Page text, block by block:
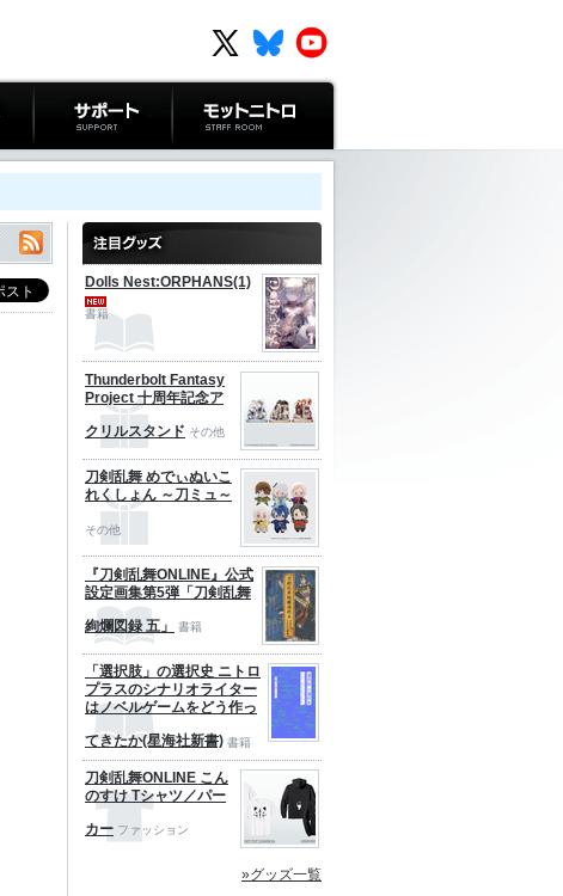
サポート モットニトロ
Dolls Nest:ORPHANS(1)
書籍
Thunderbolt Fantasy
Project 十周年記念ア
クリルスタンド その他
刀剣乱舞 めでぃぬいこ
れくしょん ～刀ミュ～
その他
『刀剣乱舞ONLINE』公式
設定画集第5弾「刀剣乱舞
絢爛図録 五」 書籍
「選択肢」の選択史 ニトロ
プラスのシナリオライター
はノベルゲームをどう作っ
てきたか(星海社新書) 書籍
刀剣乱舞ONLINE こん
のすけ Tシャツ／パー
カー ファッション
»グッズ一覧